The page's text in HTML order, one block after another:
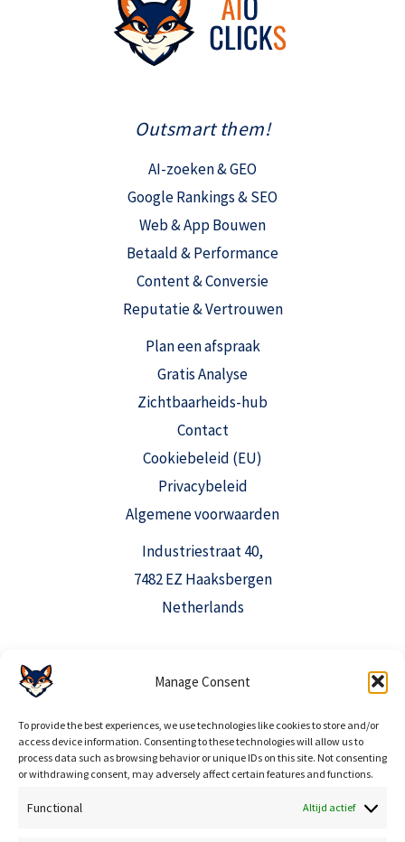
Manage Consent
To provide the best experiences, we use technologies like cookies to store and/or
access device information. Consenting to these technologies will allow us to
process data such as browsing behavior or unique IDs on this site. Not consenting
or withdrawing consent, may adversely affect certain features and functions.
Functional Altijd actief
Outsmart them!
AI-zoeken & GEO
Google Rankings & SEO
Web & App Bouwen
Betaald & Performance
Content & Conversie
Reputatie & Vertrouwen
Plan een afspraak
Gratis Analyse
Zichtbaarheids-hub
Contact
Cookiebeleid (EU)
Privacybeleid
Algemene voorwaarden
Industriestraat 40,
7482 EZ Haaksbergen
Netherlands
info@aioclicks.com